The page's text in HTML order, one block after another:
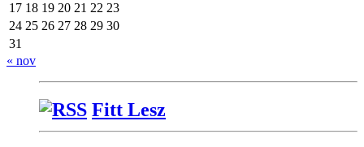
17 18 19 20 21 22 23
24 25 26 27 28 29 30
31
« nov
Fitt Lesz